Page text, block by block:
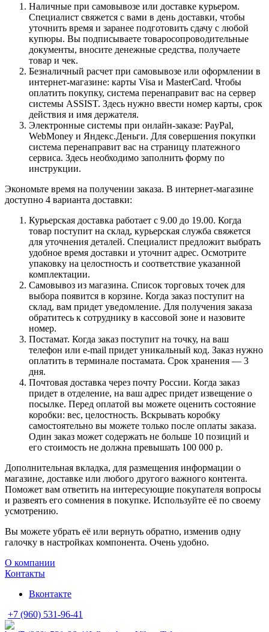
Наличные при самовывозе или доставке курьером.
Специалист свяжется с вами в день доставки, чтобы
уточнить время и заранее подготовить сдачу с любой
купюры. Вы подписываете товаросопроводительные
документы, вносите денежные средства, получаете
товар и чек.
Безналичный расчет при самовывозе или оформлении в
интернет-магазине: карты Visa и MasterCard. Чтобы
оплатить покупку, система перенаправит вас на сервер
системы ASSIST. Здесь нужно ввести номер карты, срок
действия и имя держателя.
Электронные системы при онлайн-заказе: PayPal,
WebMoney и Яндекс.Деньги. Для совершения покупки
система перенаправит вас на страницу платежного
сервиса. Здесь необходимо заполнить форму по
инструкции.
Экономьте время на получении заказа. В интернет-магазине
доступно 4 варианта доставки:
Курьерская доставка работает с 9.00 до 19.00. Когда
товар поступит на склад, курьерская служба свяжется
для уточнения деталей. Специалист предложит выбрать
удобное время доставки и уточнит адрес. Осмотрите
упаковку на целостность и соответствие указанной
комплектации.
Самовывоз из магазина. Список торговых точек для
выбора появится в корзине. Когда заказ поступит на
склад, вам придет уведомление. Для получения заказа
обратитесь к сотруднику в кассовой зоне и назовите
номер.
Постамат. Когда заказ поступит на точку, на ваш
телефон или e-mail придет уникальный код. Заказ нужно
оплатить в терминале постамата. Срок хранения — 3
дня.
Почтовая доставка через почту России. Когда заказ
придет в отделение, на ваш адрес придет извещение о
посылке. Перед оплатой вы можете оценить состояние
коробки: вес, целостность. Вскрывать коробку
самостоятельно вы можете только после оплаты заказа.
Один заказ может содержать не больше 10 позиций и
его стоимость не должна превышать 100 000 р.
Дополнительная вкладка, для размещения информации о
магазине, доставке или любого другого важного контента.
Поможет вам ответить на интересующие покупателя вопросы
и развеять его сомнения в покупке. Используйте её по своему
усмотрению.
Вы можете убрать её или вернуть обратно, изменив одну
галочку в настройках компонента. Очень удобно.
О компании
Контакты
Вконтакте
+7 (960) 531-96-41